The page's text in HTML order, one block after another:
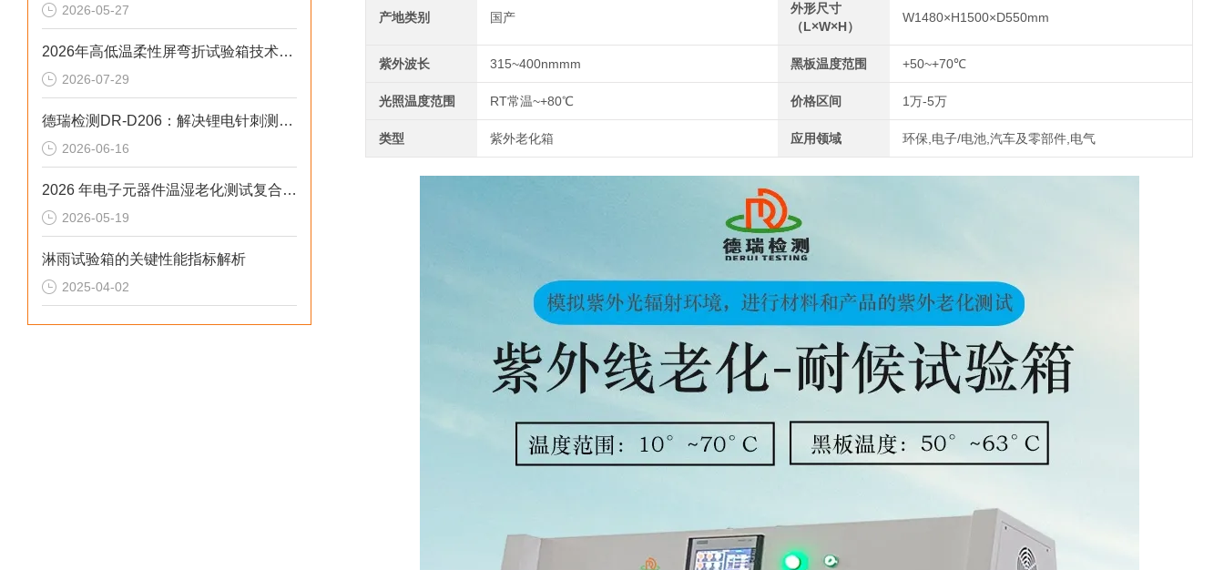
2026-05-27
2026年高低温柔性屏弯折试验箱技术解析：中小场景的高合规选型参考
2026-07-29
德瑞检测DR-D206：解决锂电针刺测试偏差2026选型标准
2026-06-16
2026 年电子元器件温湿老化测试复合式盐雾试验箱排行榜
2026-05-19
淋雨试验箱的关键性能指标解析
2025-04-02
产地类别 国产
外形尺寸
（L×W×H）
W1480×H1500×D550mm
紫外波长 315~400nmmm 黑板温度范围 +50~+70℃
光照温度范围 RT常温~+80℃ 价格区间 1万-5万
类型 紫外老化箱 应用领域 环保,电子/电池,汽车及零部件,电气